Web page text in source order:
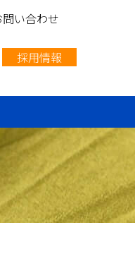
問い合わせ
採用情報